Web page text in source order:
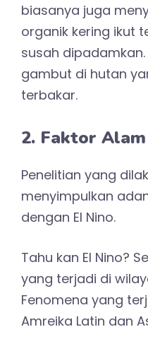
biasanya juga
organik kering ikut
susah
gambut di hutan
terbakar.
2. Faktor Alam
Penelitian yang
menyimpulkan
dengan El Nino.
Tahu kan El Nino?
yang terjadi di
Fenomena yang
Amreika Latin dan